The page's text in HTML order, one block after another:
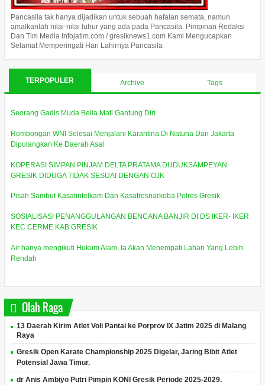
Pancasila tak hanya dijadikan untuk sebuah hafalan semata, namun
amalkanlah nilai-nilai luhur yang ada pada Pancasila. Pimpinan Redaksi
Dan Tim Media Infojatim.com / gresiknews1.com Kami Mengucapkan
Selamat Memperingati Hari Lahirnya Pancasila
TERPOPULER Archive Tags
Seorang Gadis Muda Belia Mati Gantung Diri
Rombongan WNI Selesai Menjalani Karantina Di Natuna Dari Jakarta
Dipulangkan Ke Daerah Asal
KOPERASI SIMPAN PINJAM DELTA PRATAMA DUDUKSAMPEYAN
GRESIK DIDUGA TIDAK SESUAI DENGAN OJK
Pisah Sambut Kasatintelkam Dan Kasatresnarkoba Polres Gresik
SOSIALISASI PENANGGULANGAN BENCANA BANJIR DI DS IKER- IKER
KEC CERME KAB GRESIK
Air hanya mengikuti Hukum Alam, Ia Akan Menempati Lahan Yang Lebih
Rendah
Olah Raga
13 Daerah Kirim Atlet Voli Pantai ke Porprov IX Jatim 2025 di Malang
Raya
Gresik Open Karate Championship 2025 Digelar, Jaring Bibit Atlet
Potensial Jawa Timur.
dr Anis Ambiyo Putri Pimpin KONI Gresik Periode 2025-2029.